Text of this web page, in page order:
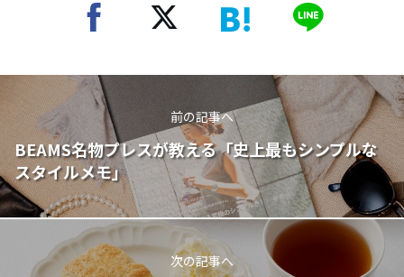
前の記事へ
BEAMS名物プレスが教える「史上最もシンプルな
スタイルメモ」
次の記事へ